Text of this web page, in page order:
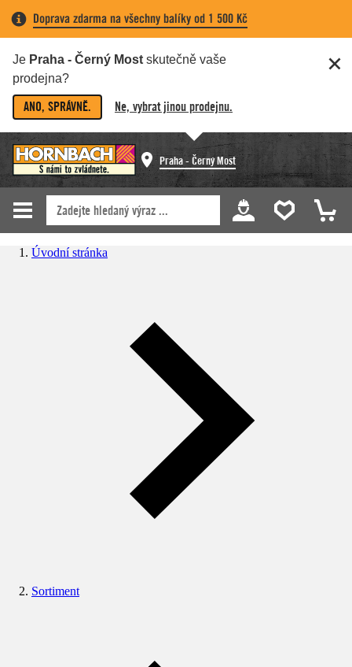
Doprava zdarma na všechny balíky od 1 500 Kč
Je Praha - Černý Most skutečně vaše
prodejna?
ANO, SPRÁVNĚ. Ne, vybrat jinou prodejnu.
Praha - Černý Most
Úvodní stránka
Sortiment